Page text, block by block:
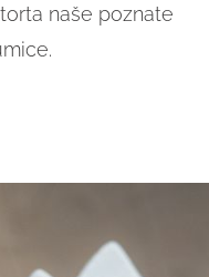
naše poznate